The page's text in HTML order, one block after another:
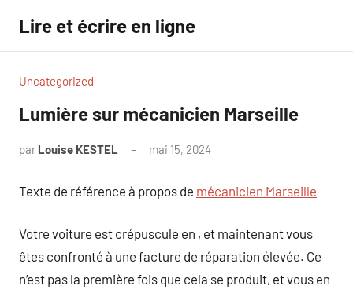
contenu
Lire et écrire en ligne
Uncategorized
Lumière sur mécanicien Marseille
par Louise KESTEL mai 15, 2024
Texte de référence à propos de mécanicien Marseille
Votre voiture est crépuscule en , et maintenant vous
êtes confronté à une facture de réparation élevée. Ce
n’est pas la première fois que cela se produit, et vous en